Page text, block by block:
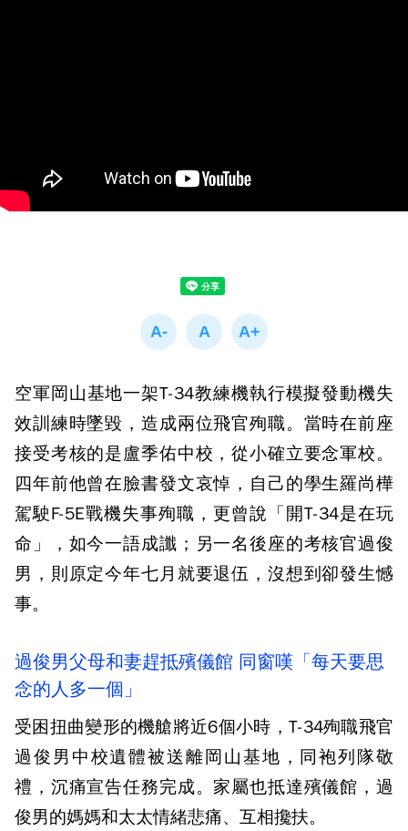
空軍岡山基地一架T-34教練機執行模擬發動機失
效訓練時墜毀，造成兩位飛官殉職。當時在前座
接受考核的是盧季佑中校，從小確立要念軍校。
四年前他曾在臉書發文哀悼，自己的學生羅尚樺
駕駛F-5E戰機失事殉職，更曾說「開T-34是在玩
命」，如今一語成讖；另一名後座的考核官過俊
男，則原定今年七月就要退伍，沒想到卻發生憾
事。
過俊男父母和妻趕抵殯儀館 同窗嘆「每天要思
念的人多一個」
受困扭曲變形的機艙將近6個小時，T-34殉職飛官
過俊男中校遺體被送離岡山基地，同袍列隊敬
禮，沉痛宣告任務完成。家屬也抵達殯儀館，過
俊男的媽媽和太太情緒悲痛、互相攙扶。